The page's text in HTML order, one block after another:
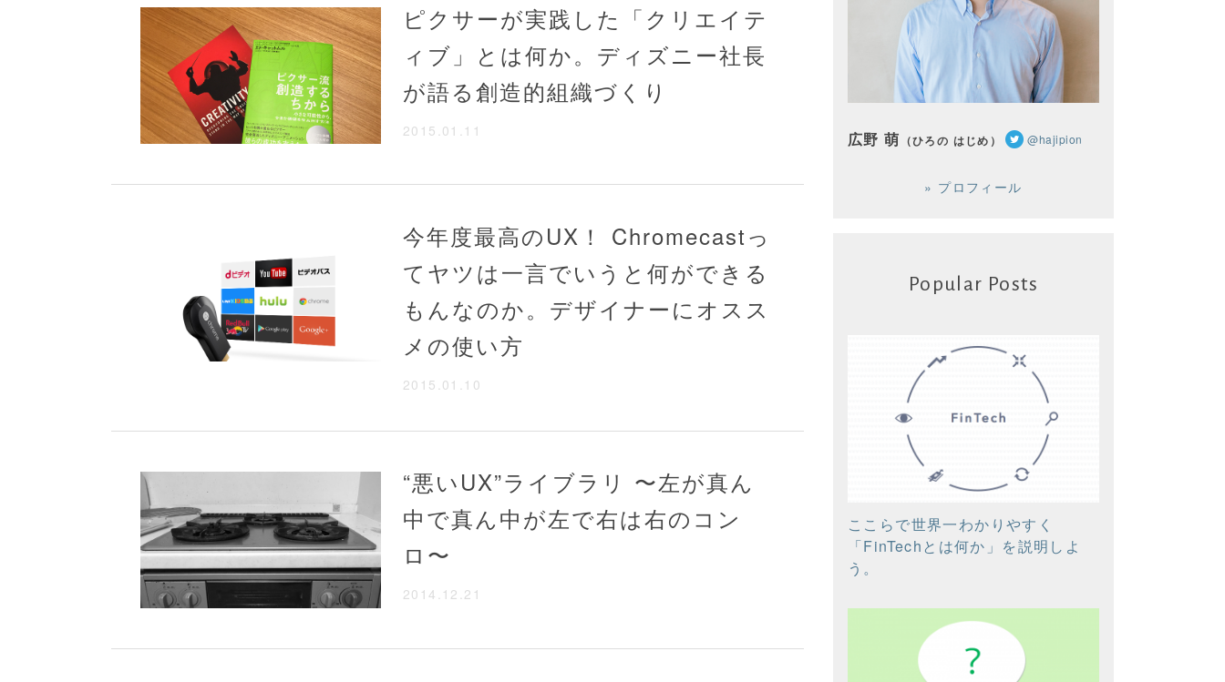
ピクサーが実践した「クリエイテ
ィブ」とは何か。ディズニー社長
が語る創造的組織づくり
2015.01.11
今年度最高のUX！ Chromecastっ
てヤツは一言でいうと何ができる
もんなのか。デザイナーにオスス
メの使い方
2015.01.10
“悪いUX”ライブラリ 〜左が真ん
中で真ん中が左で右は右のコン
ロ〜
2014.12.21
広野 萌 （ひろの はじめ） @hajipion
» プロフィール
Popular Posts
ここらで世界一わかりやすく
「FinTechとは何か」を説明しよ
う。